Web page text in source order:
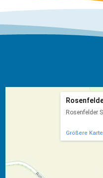
Rosenfelder
Größere